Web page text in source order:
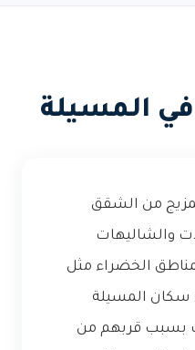
المسيلة
من الشقق
والشاليهات
الخضراء مثل
سكان المسيلة
بسبب قربهم من